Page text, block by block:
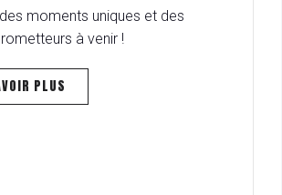
moments uniques et des
à venir !
PLUS